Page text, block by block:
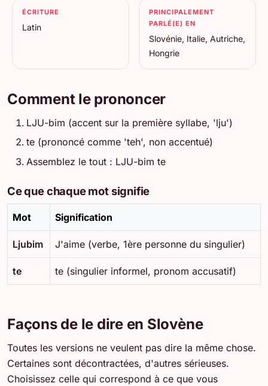
ÉCRITURE
Latin
PRINCIPALEMENT
PARLÉ(E) EN
Slovénie, Italie, Autriche,
Hongrie
Comment le prononcer
LJU-bim (accent sur la première syllabe, 'lju')
te (prononcé comme 'teh', non accentué)
Assemblez le tout : LJU-bim te
Ce que chaque mot signifie
Mot Signification
Ljubim J'aime (verbe, 1ère personne du singulier)
te te (singulier informel, pronom accusatif)
Façons de le dire en Slovène
Toutes les versions ne veulent pas dire la même chose.
Certaines sont décontractées, d'autres sérieuses.
Choisissez celle qui correspond à ce que vous